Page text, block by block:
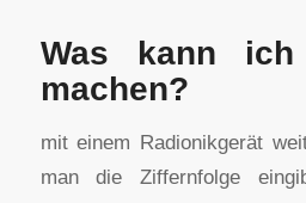
Was kann
machen?
mit einem Radionikgerät
man die Ziffernfolge